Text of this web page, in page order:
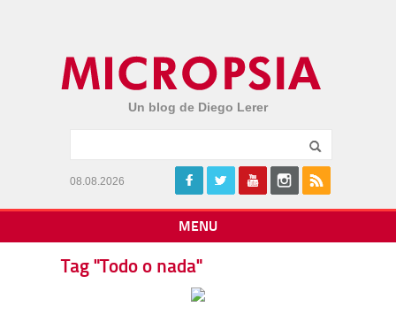
Un blog de Diego Lerer
08.08.2026
MENU
Tag "Todo o nada"